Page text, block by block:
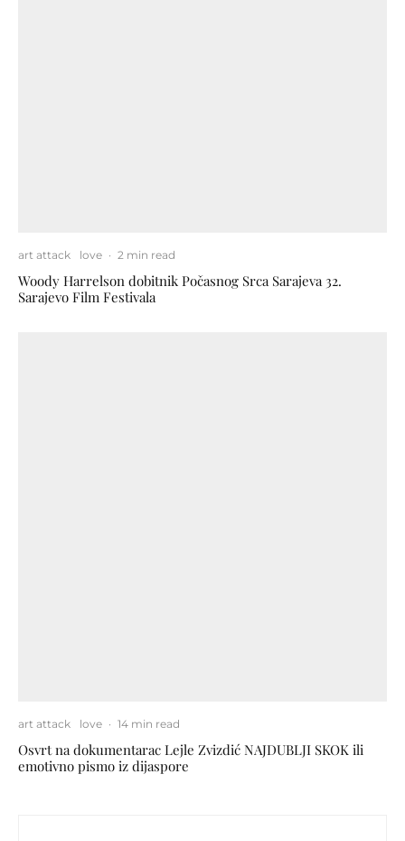
art attack love · 2 min read
Woody Harrelson dobitnik Počasnog Srca Sarajeva 32.
Sarajevo Film Festivala
art attack love · 14 min read
Osvrt na dokumentarac Lejle Zvizdić NAJDUBLJI SKOK ili
emotivno pismo iz dijaspore